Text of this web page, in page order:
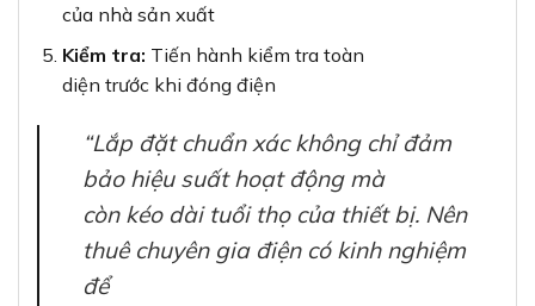
của nhà sản xuất
Kiểm tra: Tiến hành kiểm tra toàn
diện trước khi đóng điện
“Lắp đặt chuẩn xác không chỉ đảm
bảo hiệu suất hoạt động mà
còn kéo dài tuổi thọ của thiết bị. Nên
thuê chuyên gia điện có kinh nghiệm
để